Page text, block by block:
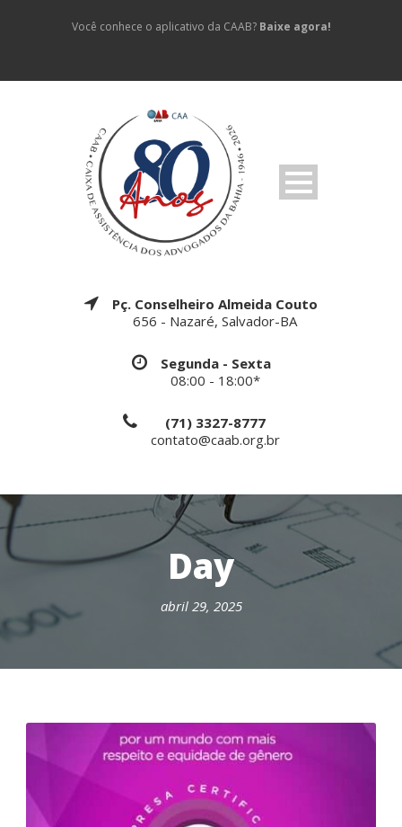
Você conhece o aplicativo da CAAB? Baixe agora!
Pç. Conselheiro Almeida Couto
656 - Nazaré, Salvador-BA
Segunda - Sexta
08:00 - 18:00*
(71) 3327-8777
contato@caab.org.br
Day
abril 29, 2025